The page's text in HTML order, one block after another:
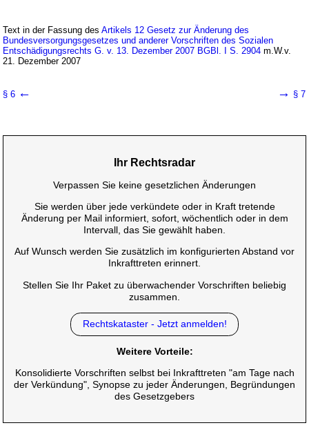
Text in der Fassung desArtikels 12 Gesetz zur Änderung des
Bundesversorgungsgesetzes und anderer Vorschriften des Sozialen
Entschädigungsrechts G. v. 13. Dezember 2007 BGBl. I S. 2904 m.W.v.
21. Dezember 2007
§ 6 ← → § 7
Ihr Rechtsradar
Verpassen Sie keine gesetzlichen Änderungen
Sie werden über jede verkündete oder in Kraft tretende
Änderung per Mail informiert, sofort, wöchentlich oder in dem
Intervall, das Sie gewählt haben.
Auf Wunsch werden Sie zusätzlich im konfigurierten Abstand vor
Inkrafttreten erinnert.
Stellen Sie Ihr Paket zu überwachender Vorschriften beliebig
zusammen.
Rechtskataster - Jetzt anmelden!
Weitere Vorteile:
Konsolidierte Vorschriften selbst bei Inkrafttreten "am Tage nach
der Verkündung", Synopse zu jeder Änderungen, Begründungen
des Gesetzgebers